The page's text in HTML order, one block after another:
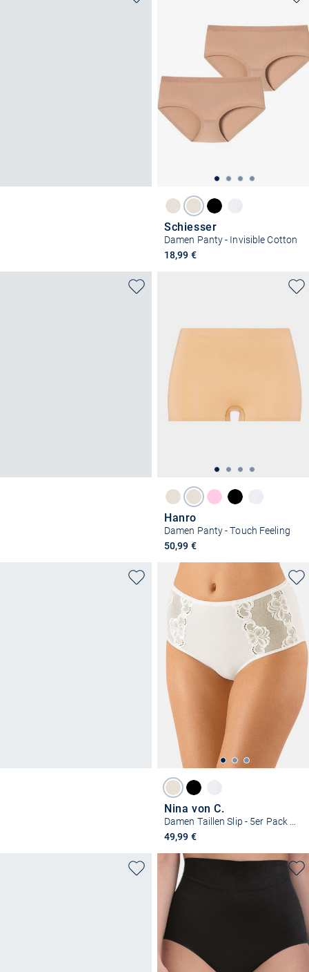
Schiesser
Damen Panty - Invisible Cotton
18,99 €
Hanro
Damen Panty - Touch Feeling
50,99 €
Nina von C.
49,99 €